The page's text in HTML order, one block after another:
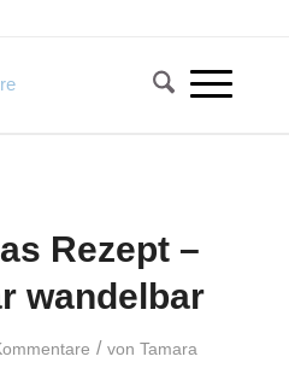
Rezept –
wandelbar
/ vonTamara